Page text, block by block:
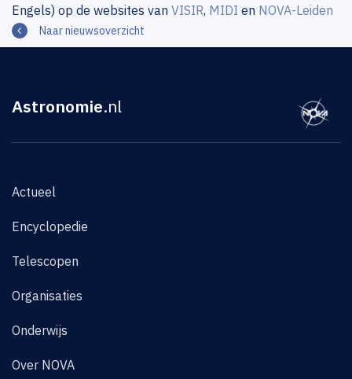
Engels) op de websites van VISIR, MIDI en NOVA-Leiden
Naar nieuwsoverzicht
Astronomie.nl
Actueel
Encyclopedie
Telescopen
Organisaties
Onderwijs
Over NOVA